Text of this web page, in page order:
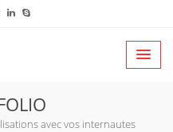
avec vos internautes